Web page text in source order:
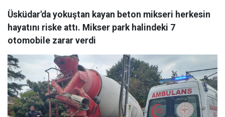
Üsküdar'da yokuştan kayan beton mikseri herkesin
hayatını riske attı. Mikser park halindeki 7
otomobile zarar verdi